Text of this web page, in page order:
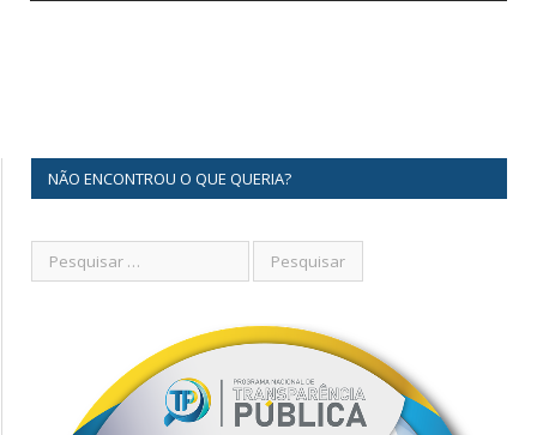
NÃO ENCONTROU O QUE QUERIA?